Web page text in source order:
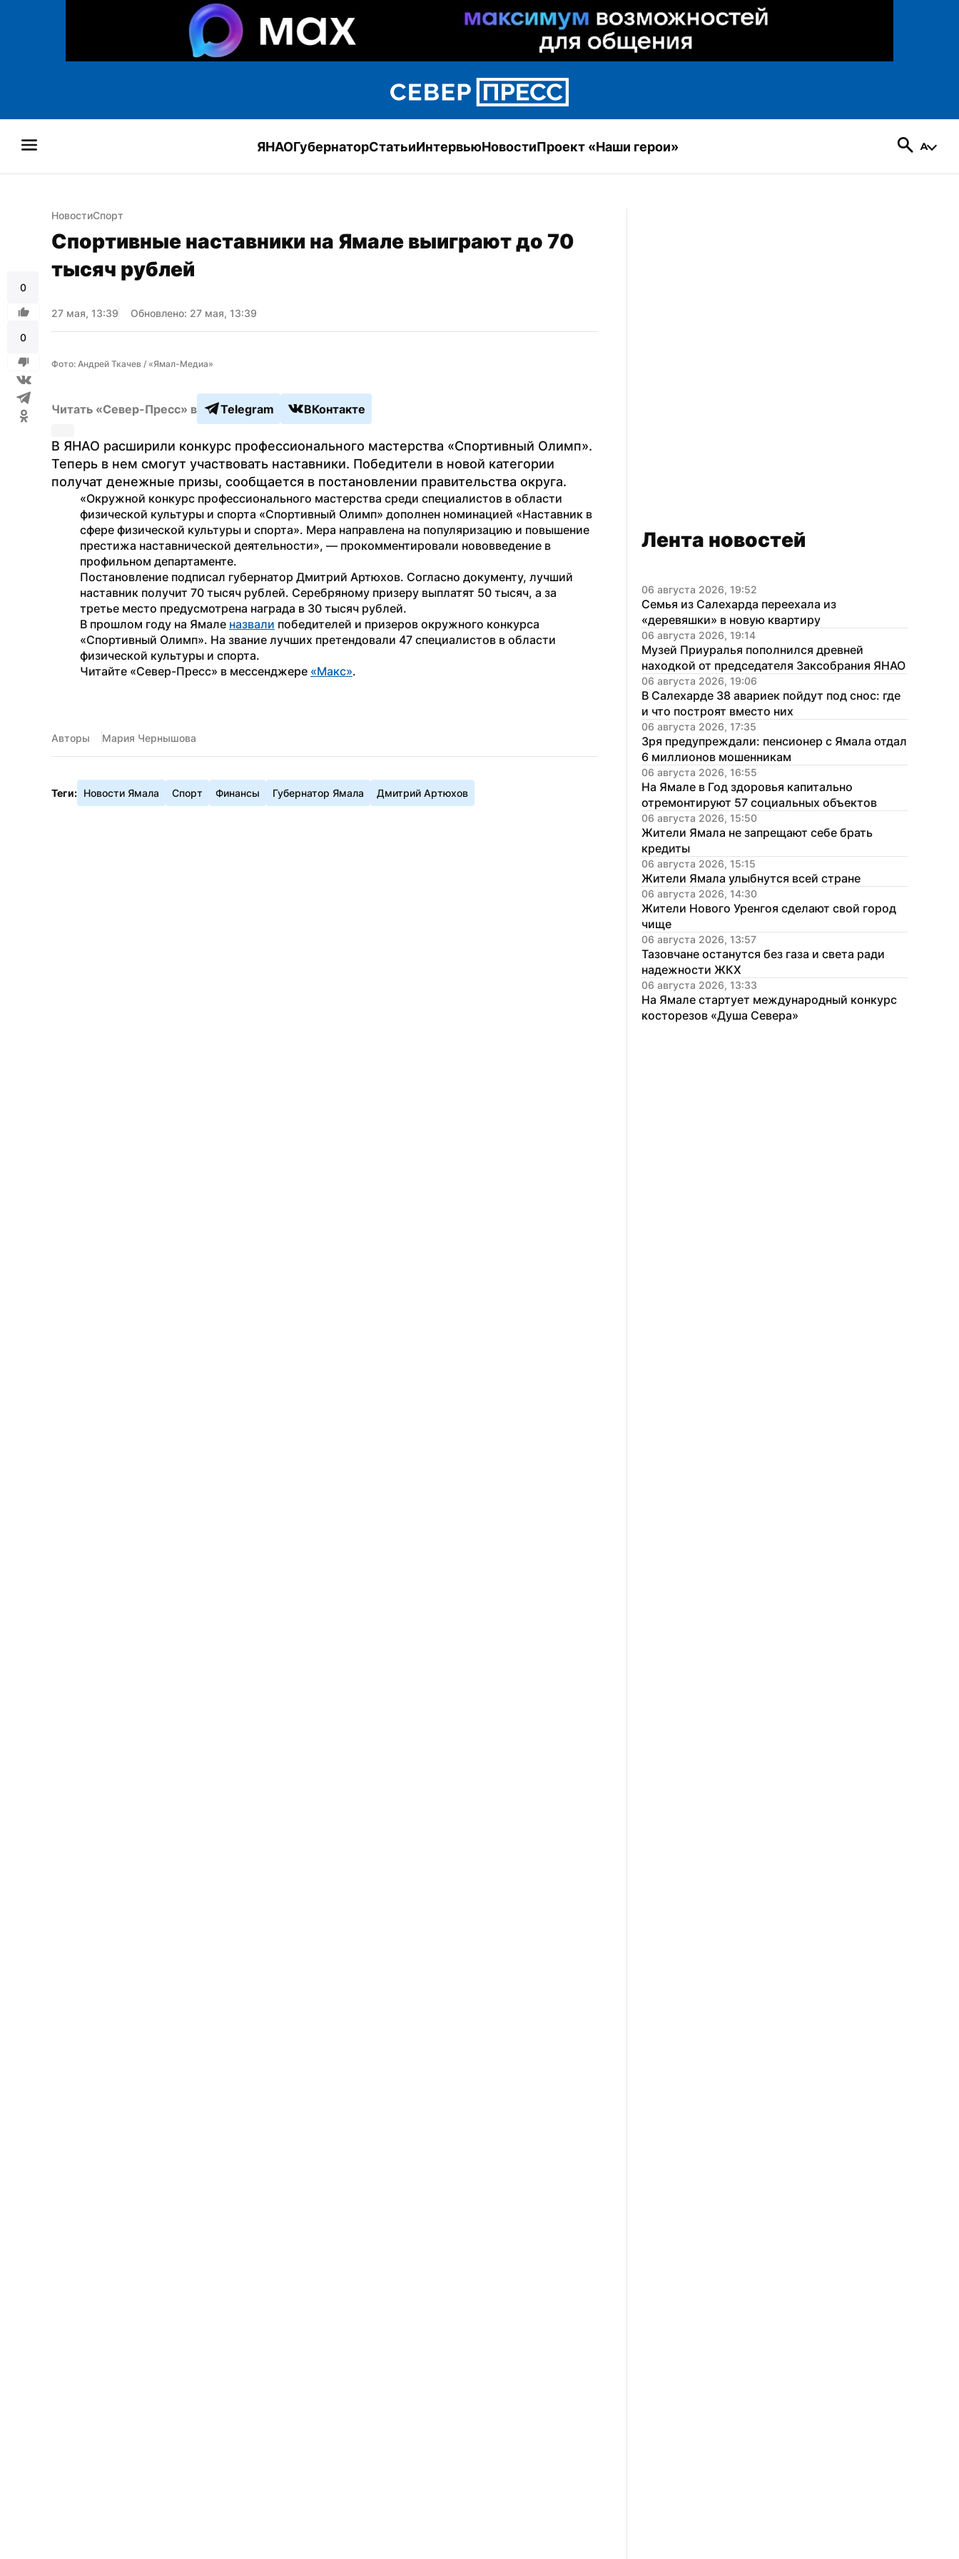
ЯНАОГубернаторСтатьиИнтервьюНовостиПроект «Наши герои»
0
0
НовостиСпорт
Спортивные наставники на Ямале выиграют до 70
тысяч рублей
27 мая, 13:39 Обновлено: 27 мая, 13:39
Фото: Андрей Ткачев / «Ямал-Медиа»
Читать «Север-Пресс» в Telegram ВКонтакте
В ЯНАО расширили конкурс профессионального мастерства «Спортивный Олимп».
Теперь в нем смогут участвовать наставники. Победители в новой категории
получат денежные призы, сообщается в постановлении правительства округа.
«Окружной конкурс профессионального мастерства среди специалистов в области
физической культуры и спорта «Спортивный Олимп» дополнен номинацией «Наставник в
сфере физической культуры и спорта». Мера направлена на популяризацию и повышение
престижа наставнической деятельности», — прокомментировали нововведение в
профильном департаменте.
Постановление подписал губернатор Дмитрий Артюхов. Согласно документу, лучший
наставник получит 70 тысяч рублей. Серебряному призеру выплатят 50 тысяч, а за
третье место предусмотрена награда в 30 тысяч рублей.
В прошлом году на Ямале назвали победителей и призеров окружного конкурса
«Спортивный Олимп». На звание лучших претендовали 47 специалистов в области
физической культуры и спорта.
Читайте «Север-Пресс» в мессенджере «Макс».
Авторы Мария Чернышова
Теги: Новости Ямала Спорт Финансы Губернатор Ямала Дмитрий Артюхов
Лента новостей
06 августа 2026, 19:52
Семья из Салехарда переехала из
«деревяшки» в новую квартиру
06 августа 2026, 19:14
Музей Приуралья пополнился древней
находкой от председателя Заксобрания ЯНАО
06 августа 2026, 19:06
В Салехарде 38 авариек пойдут под снос: где
и что построят вместо них
06 августа 2026, 17:35
Зря предупреждали: пенсионер с Ямала отдал
6 миллионов мошенникам
06 августа 2026, 16:55
На Ямале в Год здоровья капитально
отремонтируют 57 социальных объектов
06 августа 2026, 15:50
Жители Ямала не запрещают себе брать
кредиты
06 августа 2026, 15:15
Жители Ямала улыбнутся всей стране
06 августа 2026, 14:30
Жители Нового Уренгоя сделают свой город
чище
06 августа 2026, 13:57
Тазовчане останутся без газа и света ради
надежности ЖКХ
06 августа 2026, 13:33
На Ямале стартует международный конкурс
косторезов «Душа Севера»